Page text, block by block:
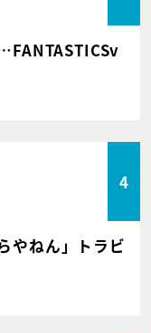
4
やねん」トラビ